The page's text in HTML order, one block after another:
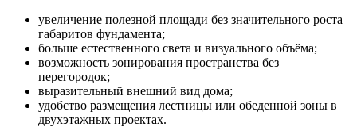
увеличение полезной площади без значительного роста
габаритов фундамента;
больше естественного света и визуального объёма;
возможность зонирования пространства без
перегородок;
выразительный внешний вид дома;
удобство размещения лестницы или обеденной зоны в
двухэтажных проектах.